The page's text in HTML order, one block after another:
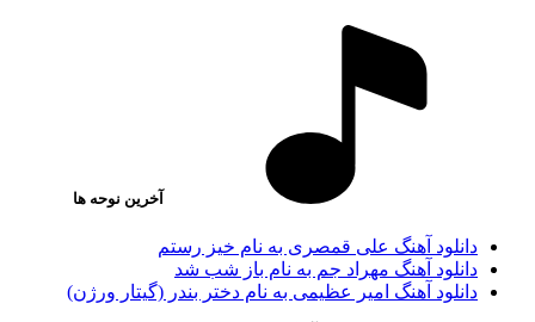
آخرین نوحه ها
دانلود آهنگ علی قمصری به نام خیز رستم
دانلود آهنگ مهراد جم به نام باز شب شد
دانلود آهنگ امیر عظیمی به نام دختر بندر (گیتار ورژن)